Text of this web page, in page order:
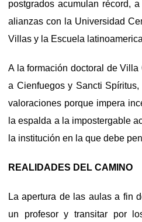
postgrados acumulan récord,
alianzas con la Universidad
Villas y la Escuela
A la formación doctoral de
a Cienfuegos y Sancti
valoraciones porque impera
la espalda a la impostergable
la institución en la que debe
REALIDADES DEL CAMINO
La apertura de las aulas a fin
un profesor y transitar por